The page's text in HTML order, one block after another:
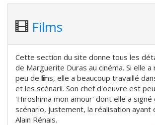
Films
Cette section du site donne tous les
de Marguerite Duras au cinéma. Si elle a
peu de films, elle a beaucoup travaillé
et les scénarii. Son chef d'oeuvre est
'Hiroshima mon amour' dont elle a
scénario, justement, la réalisation ayant
Alain Rénais.